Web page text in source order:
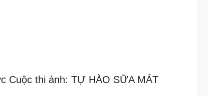
Cuộc thi ảnh: TỰ HÀO SỮA MÁT